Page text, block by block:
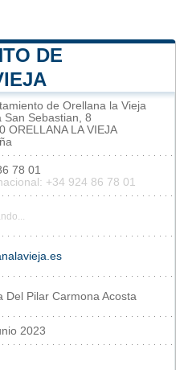
DE
de Orellana la Vieja
San Sebastian, 8
ORELLANA LA VIEJA
78 01
+34 924 86 78 01
Del Pilar Carmona Acosta
2023